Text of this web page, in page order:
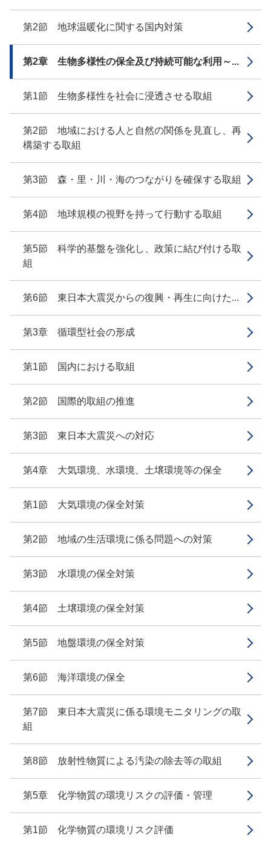
第2節 地球温暖化に関する国内対策
第2章 生物多様性の保全及び持続可能な利用～...
第1節 生物多様性を社会に浸透させる取組
第2節 地域における人と自然の関係を見直し、再
構築する取組
第3節 森・里・川・海のつながりを確保する取組
第4節 地球規模の視野を持って行動する取組
第5節 科学的基盤を強化し、政策に結び付ける取
組
第6節 東日本大震災からの復興・再生に向けた...
第3章 循環型社会の形成
第1節 国内における取組
第2節 国際的取組の推進
第3節 東日本大震災への対応
第4章 大気環境、水環境、土壌環境等の保全
第1節 大気環境の保全対策
第2節 地域の生活環境に係る問題への対策
第3節 水環境の保全対策
第4節 土壌環境の保全対策
第5節 地盤環境の保全対策
第6節 海洋環境の保全
第7節 東日本大震災に係る環境モニタリングの取
組
第8節 放射性物質による汚染の除去等の取組
第5章 化学物質の環境リスクの評価・管理
第1節 化学物質の環境リスク評価